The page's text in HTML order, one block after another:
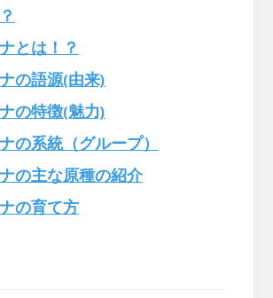
とは！？
の語源(由来)
の特徴(魅力)
の系統（グループ）
の主な原種の紹介
の育て方